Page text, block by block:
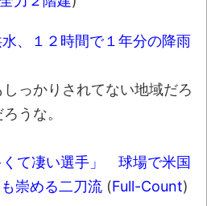
ですがnoteに引っ越します
ズン7 ファイナルシーズンの
れなかったJリーグ…なら
！
、１２時間で１年分の降雨
っかりされてない地域だろ
うな。
くて凄い選手」 球場で米国
崇める二刀流 (Full-Count)